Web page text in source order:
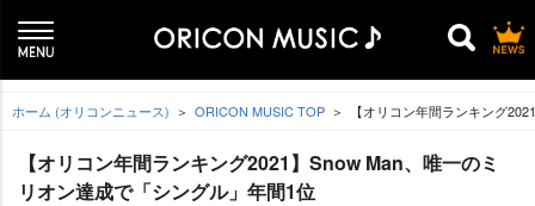
ホーム (オリコンニュース) ORICON MUSIC TOP 【オリコン年間ランキング
【オリコン年間ランキング2021】Snow Man、唯一のミ
リオン達成で「シングル」年間1位